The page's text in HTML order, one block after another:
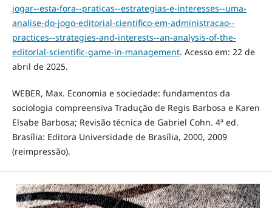
jogar--esta-fora--praticas--estrategias-e-interesses--uma-
analise-do-jogo-editorial-cientifico-em-administracao--
practices--strategies-and-interests--an-analysis-of-the-
editorial-scientific-game-in-management. Acesso em: 22 de
abril de 2025.
WEBER, Max. Economia e sociedade: fundamentos da
sociologia compreensiva Tradução de Regis Barbosa e Karen
Elsabe Barbosa; Revisão técnica de Gabriel Cohn. 4ª ed.
Brasília: Editora Universidade de Brasília, 2000, 2009
(reimpressão).